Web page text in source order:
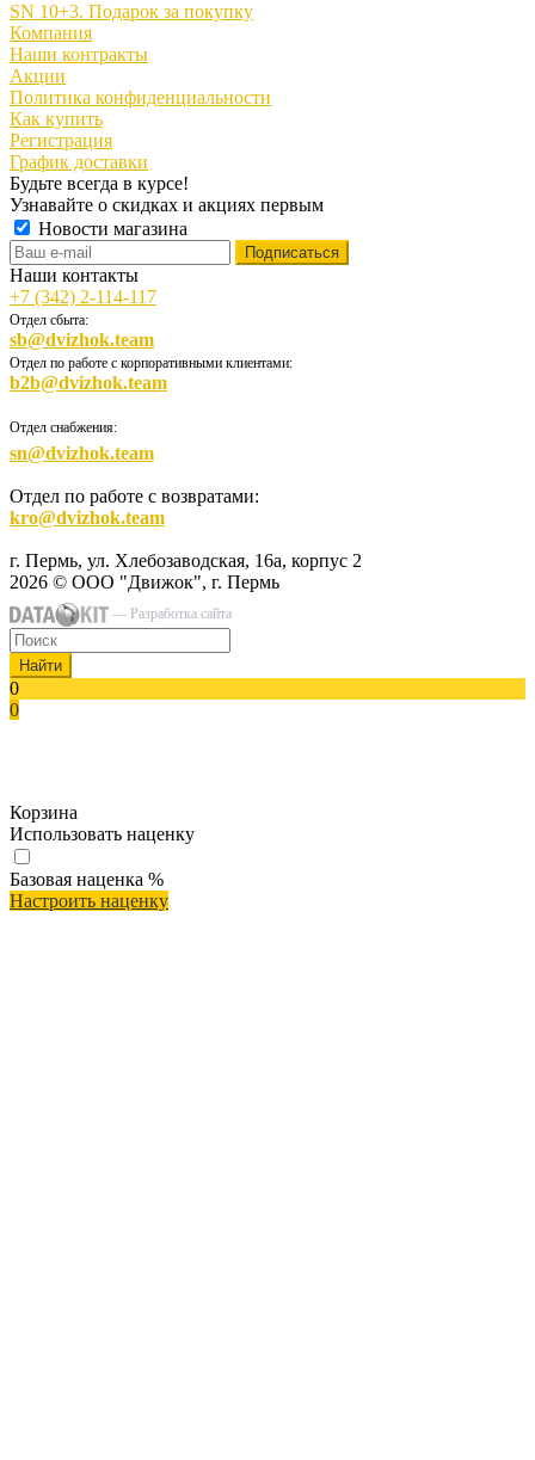
SN 10+3. Подарок за покупку
Компания
Наши контракты
Акции
Политика конфиденциальности
Как купить
Регистрация
График доставки
Будьте всегда в курсе!
Узнавайте о скидках и акциях первым
Новости магазина
Наши контакты
+7 (342) 2-114-117
Отдел сбыта:
sb@dvizhok.team
Отдел по работе с корпоративными клиентами:
b2b@dvizhok.team
Отдел снабжения:
sn@dvizhok.team
Отдел по работе с возвратами:
kro@dvizhok.team
г. Пермь, ул. Хлебозаводская, 16а, корпус 2
2026 © ООО "Движок", г. Пермь
— Разработка сайта
Найти
0
0
Корзина
Использовать наценку
Базовая наценка %
Настроить наценку